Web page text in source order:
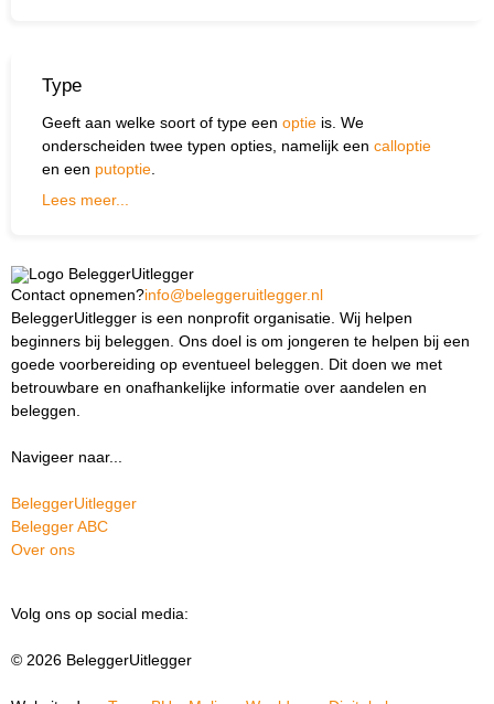
Type
Geeft aan welke soort of type een optie is. We
onderscheiden twee typen opties, namelijk een calloptie
en een putoptie
Lees meer...
Contact opnemen?info@beleggeruitlegger.nl
BeleggerUitlegger is een nonprofit organisatie. Wij helpen
beginners bij beleggen. Ons doel is om jongeren te helpen bij een
goede voorbereiding op eventueel beleggen. Dit doen we met
betrouwbare en onafhankelijke informatie over aandelen en
beleggen.
Navigeer naar...
BeleggerUitlegger
Belegger ABC
Over ons
Volg ons op social media:
© 2026 BeleggerUitlegger